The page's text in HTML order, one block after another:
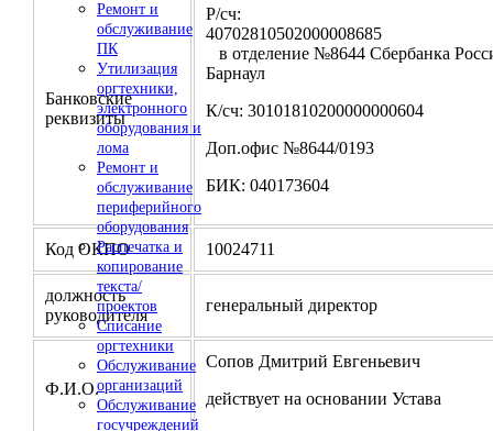
Ремонт и
обслуживание
ПК
Утилизация
оргтехники,
электронного
оборудования и
лома
Ремонт и
обслуживание
периферийного
оборудования
Распечатка и
копирование
текста/
проектов
Списание
оргтехники
Обслуживание
организаций
Обслуживание
госучреждений
Банковские
реквизиты
Р/сч:
в отделение №8644 Сбербанка
Барнаул
К/сч: 30101810200000000604
Доп.офис №8644/0193
БИК: 040173604
Код ОКПО 10024711
должность
руководителя
генеральный директор
Ф.И.О.
Сопов Дмитрий Евгеньевич
действует на основании Устава